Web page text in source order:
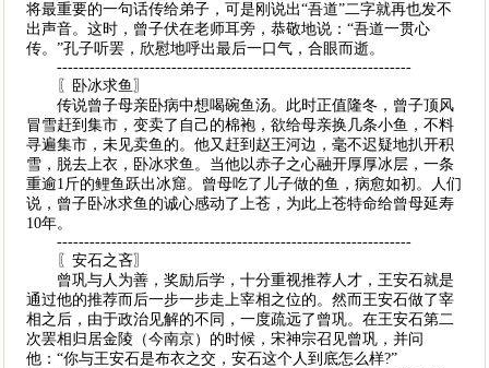
将最重要的一句话传给弟子，可是刚说出“吾道”二字就再也发不
出声音。这时，曾子伏在老师耳旁，恭敬地说：“吾道一贯心
传。”孔子听罢，欣慰地呼出最后一口气，合眼而逝。
-----------------------------------------------------------------
〖卧冰求鱼〗
传说曾子母亲卧病中想喝碗鱼汤。此时正值隆冬，曾子顶风
冒雪赶到集市，变卖了自己的棉袍，欲给母亲换几条小鱼，不料
寻遍集市，未见卖鱼的。他又赶到赵王河边，毫不迟疑地扒开积
雪，脱去上衣，卧冰求鱼。当他以赤子之心融开厚厚冰层，一条
重逾1斤的鲤鱼跃出冰窟。曾母吃了儿子做的鱼，病愈如初。人们
说，曾子卧冰求鱼的诚心感动了上苍，为此上苍特命给曾母延寿
10年。
-----------------------------------------------------------------
〖安石之吝〗
曾巩与人为善，奖励后学，十分重视推荐人才，王安石就是
通过他的推荐而后一步一步走上宰相之位的。然而王安石做了宰
相之后，由于政治见解的不同，一度疏远了曾巩。在王安石第二
次罢相归居金陵（今南京）的时候，宋神宗召见曾巩，并问
他：“你与王安石是布衣之交，安石这个人到底怎么样?”